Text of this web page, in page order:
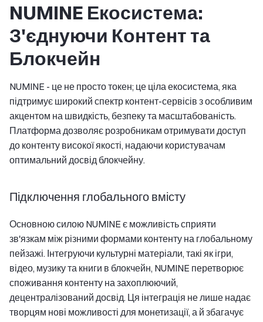
NUMINE Екосистема:
З'єднуючи Контент та
Блокчейн
NUMINE - це не просто токен; це ціла екосистема, яка
підтримує широкий спектр контент-сервісів з особливим
акцентом на швидкість, безпеку та масштабованість.
Платформа дозволяє розробникам отримувати доступ
до контенту високої якості, надаючи користувачам
оптимальний досвід блокчейну.
Підключення глобального вмісту
Основною силою NUMINE є можливість сприяти
зв'язкам між різними формами контенту на глобальному
пейзажі. Інтегруючи культурні матеріали, такі як ігри,
відео, музику та книги в блокчейн, NUMINE перетворює
споживання контенту на захоплюючий,
децентралізований досвід. Ця інтеграція не лише надає
творцям нові можливості для монетизації, а й збагачує